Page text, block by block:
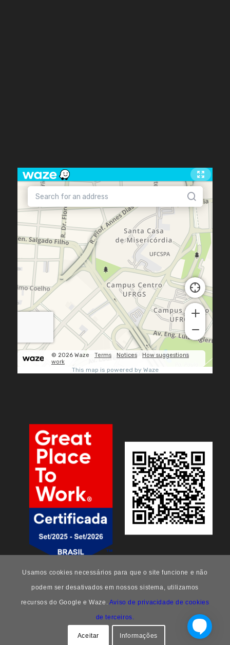
Enfold Theme by Kriesi
Usamos cookies necessários para que o site funcione e não
podem ser desativados em nossos sistema, utilizamos
recursos do Google e Waze. Aviso de privacidade de cookies
de terceiros.
Aceitar Informações